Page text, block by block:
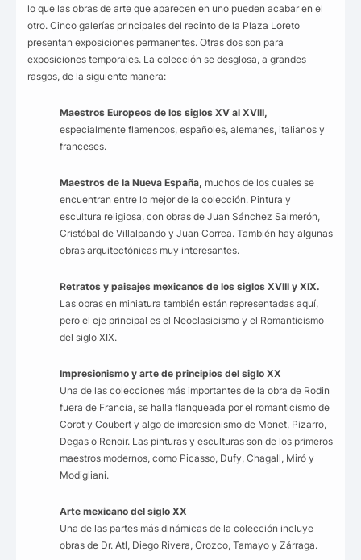
lo que las obras de arte que aparecen en uno pueden acabar en el
otro. Cinco galerías principales del recinto de la Plaza Loreto
presentan exposiciones permanentes. Otras dos son para
exposiciones temporales. La colección se desglosa, a grandes
rasgos, de la siguiente manera:
Maestros Europeos de los siglos XV al XVIII,
especialmente flamencos, españoles, alemanes, italianos y
franceses.
Maestros de la Nueva España, muchos de los cuales se
encuentran entre lo mejor de la colección. Pintura y
escultura religiosa, con obras de Juan Sánchez Salmerón,
Cristóbal de Villalpando y Juan Correa. También hay algunas
obras arquitectónicas muy interesantes.
Retratos y paisajes mexicanos de los siglos XVIII y XIX.
Las obras en miniatura también están representadas aquí,
pero el eje principal es el Neoclasicismo y el Romanticismo
del siglo XIX.
Impresionismo y arte de principios del siglo XX
Una de las colecciones más importantes de la obra de Rodin
fuera de Francia, se halla flanqueada por el romanticismo de
Corot y Coubert y algo de impresionismo de Monet, Pizarro,
Degas o Renoir. Las pinturas y esculturas son de los primeros
maestros modernos, como Picasso, Dufy, Chagall, Miró y
Modigliani.
Arte mexicano del siglo XX
Una de las partes más dinámicas de la colección incluye
obras de Dr. Atl, Diego Rivera, Orozco, Tamayo y Zárraga.